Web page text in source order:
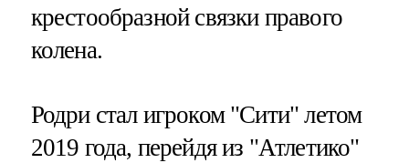
крестообразной связки правого
колена.
Родри стал игроком "Сити" летом
2019 года, перейдя из "Атлетико"